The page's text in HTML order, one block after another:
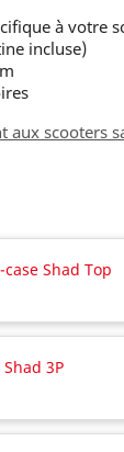
à votre
incluse)
aux scooters
Shad Top
3P